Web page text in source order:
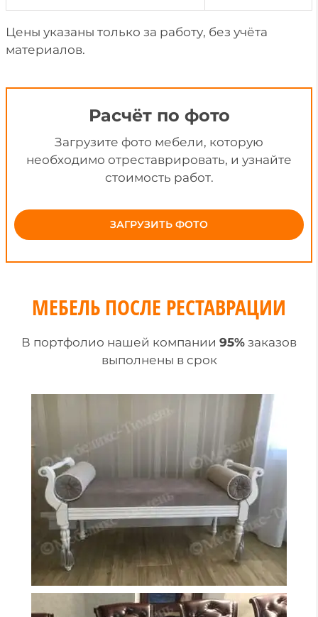
Цены указаны только за работу, без учёта
материалов.
Расчёт по фото
Загрузите фото мебели, которую
необходимо отреставрировать, и узнайте
стоимость работ.
ЗАГРУЗИТЬ ФОТО
МЕБЕЛЬ ПОСЛЕ РЕСТАВРАЦИИ
В портфолио нашей компании 95% заказов
выполнены в срок